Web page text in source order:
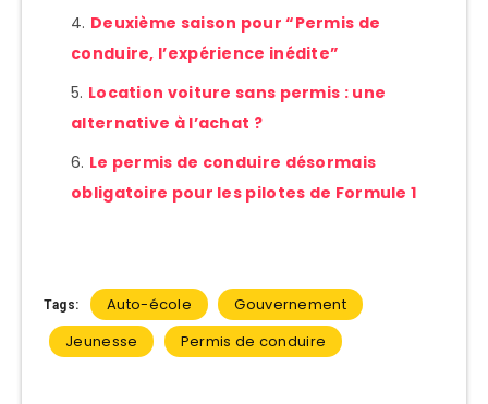
Deuxième saison pour “Permis de
conduire, l’expérience inédite”
Location voiture sans permis : une
alternative à l’achat ?
Le permis de conduire désormais
obligatoire pour les pilotes de Formule 1
Tags: Auto-école
Gouvernement
Jeunesse
Permis de conduire